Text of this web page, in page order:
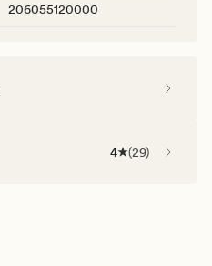
206055120000
4 (29)